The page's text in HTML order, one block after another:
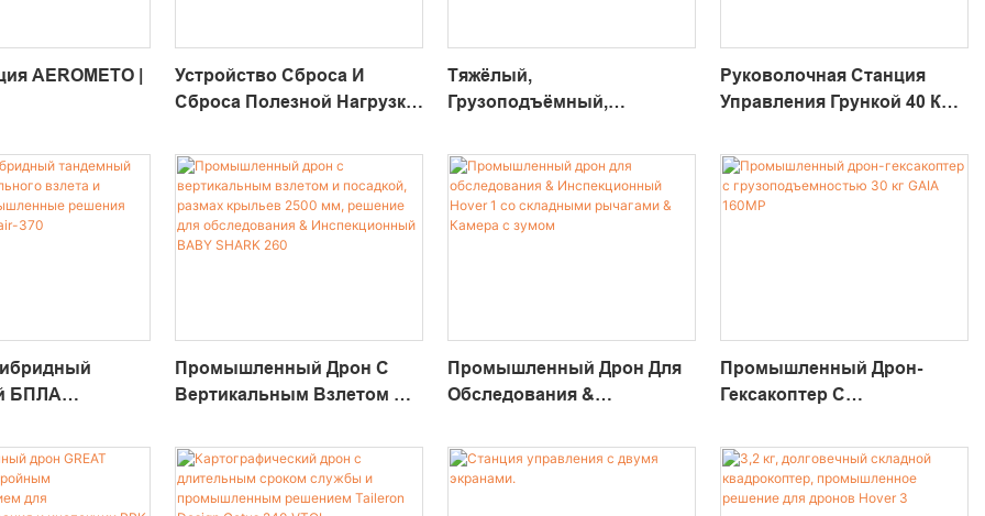
AEROMETO |
Мониторинга
Среды И
На Малых
Устройство Сброса И
Сброса Полезной Нагрузки
2/100/100A/120
Тяжёлый,
Грузоподъёмный,
Вертикального Взлёта И
Посадки С Двумя GPS-
Модулями. Промышленный
Дрон Whale. 360
Руковолочная Станция
Управления Грункой 40 Км
Unirc 7/7 Pro
БПЛА
Дронов Altair-
Промышленный Дрон С
Вертикальным Взлетом И
2500 Мм, Решение Для
Обследования &
Инспекционный BABY
Промышленный Дрон Для
Обследования &
Складными Рычагами &
Камера С Зумом
Промышленный Дрон-
Гексакоптер С
GAIA 160MP